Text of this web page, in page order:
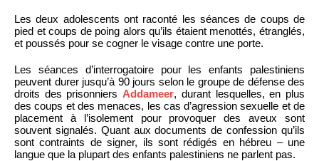
Les deux adolescents ont raconté les séances de coups de
pied et coups de poing alors qu’ils étaient menottés, étranglés,
et poussés pour se cogner le visage contre une porte.
Les séances d’interrogatoire pour les enfants palestiniens
peuvent durer jusqu’à 90 jours selon le groupe de défense des
droits des prisonniers Addameer, durant lesquelles, en plus
des coups et des menaces, les cas d’agression sexuelle et de
placement à l’isolement pour provoquer des aveux sont
souvent signalés. Quant aux documents de confession qu’ils
sont contraints de signer, ils sont rédigés en hébreu – une
langue que la plupart des enfants palestiniens ne parlent pas.